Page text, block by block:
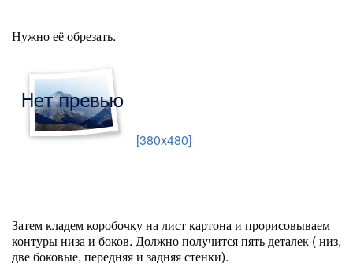
Нужно её обрезать.
[380x480]
Затем кладем коробочку на лист картона и прорисовываем
контуры низа и боков. Должно получится пять деталек ( низ,
две боковые, передняя и задняя стенки).